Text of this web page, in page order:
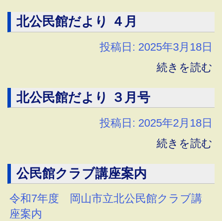
北公民館だより ４月
投稿日: 2025年3月18日
続きを読む
北公民館だより ３月号
投稿日: 2025年2月18日
続きを読む
公民館クラブ講座案内
令和7年度 岡山市立北公民館クラブ講
座案内